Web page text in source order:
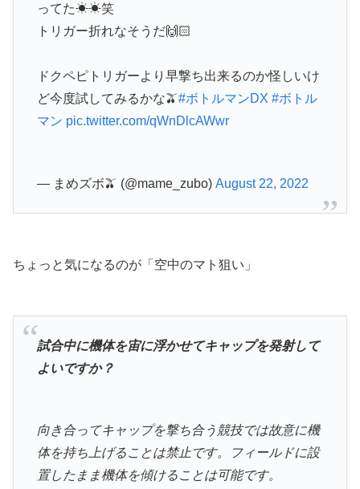
ってた☀︎☀︎笑
トリガー折れなそうだ🙌🏻
ドクペピトリガーより早撃ち出来るのか怪しいけ
ど今度試してみるかな🫒#ボトルマンDX #ボトル
マン pic.twitter.com/qWnDlcAWwr
— まめズボ🫒 (@mame_zubo) August 22, 2022
ちょっと気になるのが「空中のマト狙い」
試合中に機体を宙に浮かせてキャップを発射して
よいですか？
向き合ってキャップを撃ち合う競技では故意に機
体を持ち上げることは禁止です。フィールドに設
置したまま機体を傾けることは可能です。